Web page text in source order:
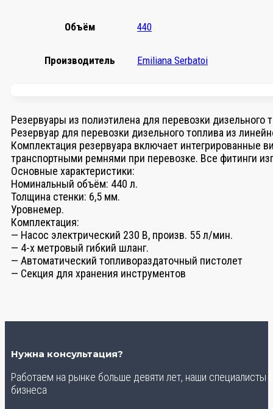
Объём 440
Производитель Emiliana Serbatoi
Резервуары из полиэтилена для перевозки
Резервуар для перевозки дизельного топлива из
Комплектация резервуара включает интегрированные
транспортными ремнями при перевозке. Все фитинги
Основные характеристики:
Номинальный объём: 440 л.
Толщина стенки: 6,5 мм.
Уровнемер.
Комплектация:
— Насос электрический 230 В, произв. 55 л/мин.
— 4-х метровый гибкий шланг.
— Автоматический топливораздаточный пистолет
— Секция для хранения инструментов
Нужна консультация?
Работаем на рынке больше девяти лет, наши
бизнеса